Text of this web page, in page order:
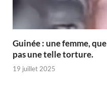
Guinée : une femme,
pas une telle torture.
19 juillet 2025